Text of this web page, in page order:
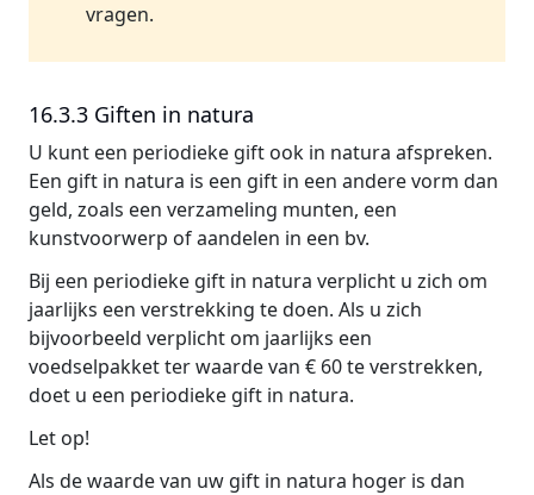
vragen.
16.3.3 Giften in natura
U kunt een periodieke gift ook in natura afspreken.
Een gift in natura is een gift in een andere vorm dan
geld, zoals een verzameling munten, een
kunstvoorwerp of aandelen in een bv.
Bij een periodieke gift in natura verplicht u zich om
jaarlijks een verstrekking te doen. Als u zich
bijvoorbeeld verplicht om jaarlijks een
voedselpakket ter waarde van € 60 te verstrekken,
doet u een periodieke gift in natura.
Let op!
Als de waarde van uw gift in natura hoger is dan